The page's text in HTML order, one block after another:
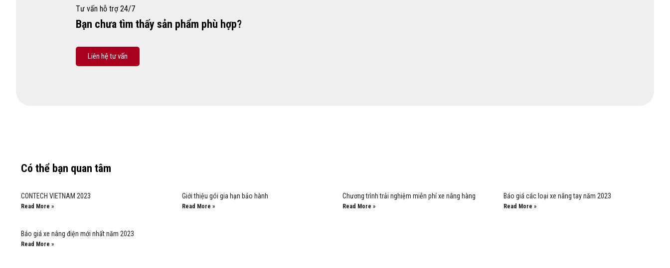
Tư vấn hỗ trợ 24/7
Bạn chưa tìm thấy sản phẩm phù hợp?
Liên hệ tư vấn
Có thể bạn quan tâm
CONTECH VIETNAM 2023
Read More »
Giới thiệu gói gia hạn bảo hành
Read More »
Chương trình trải nghiệm miễn phí xe nâng hàng
Read More »
Báo giá các loại xe nâng tay năm 2023
Read More »
Báo giá xe nâng điện mới nhất năm 2023
Read More »